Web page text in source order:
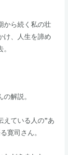
から続く私の壮
け、人生を諦め
解説。
えている人の”あ
寛司さん。